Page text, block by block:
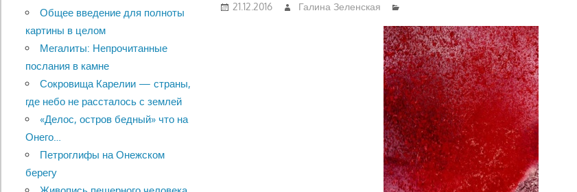
21.12.2016 Галина Зеленская
Общее введение для полноты
картины в целом
Мегалиты: Непрочитанные
послания в камне
Сокровища Карелии — страны,
где небо не рассталось с землей
«Делос, остров бедный» что на
Онего…
Петроглифы на Онежском
берегу